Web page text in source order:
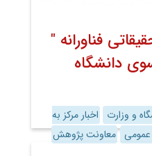
فناورانه "
دانشگاه
و وزارت
اخبار مرکز به
عمومی معاونت پژوهش